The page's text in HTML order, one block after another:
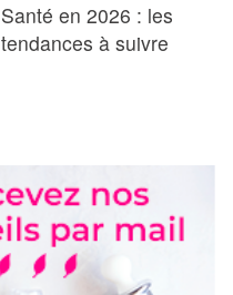
Santé en 2026 : les
tendances à suivre